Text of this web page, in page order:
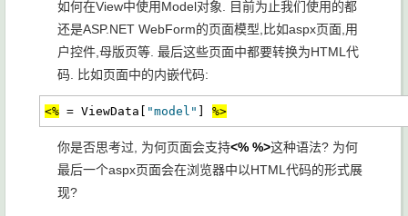
如何在View中使用Model对象. 目前为止我们使用的都
还是ASP.NET WebForm的页面模型,比如aspx页面,用
户控件,母版页等. 最后这些页面中都要转换为HTML代
码. 比如页面中的内嵌代码:
<% = ViewData[ "model" %>
你是否思考过, 为何页面会支持<% %>这种语法? 为何
最后一个aspx页面会在浏览器中以HTML代码的形式展
现?